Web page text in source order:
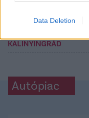
Data Deletion
CÍMKÉK: #NB I
KALINYINGRÁD
Autópiac